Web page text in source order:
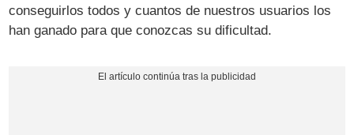
conseguirlos todos y cuantos de nuestros usuarios los
han ganado para que conozcas su dificultad.